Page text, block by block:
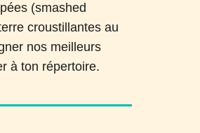
(smashed
croustillantes au
nos meilleurs
à ton répertoire.